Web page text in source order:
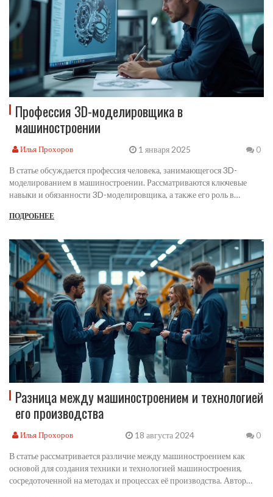
Профессия 3D-моделировщика в
машиностроении
Илья Прохоров 1 января 2025 0
В статье обсуждается профессия человека, занимающегося 3D-
моделированием в машиностроении. Рассматриваются ключевые
навыки и обязанности 3D-моделировщика, а также его роль в
факты про использование 3D-технологий и советы для начинающих
инструменты, необходимые для успешной работы в этой сфере.
ПОДРОБНЕЕ
Разница между машиностроением и технологией
его производства
Илья Прохоров 18 августа 2024 0
В статье рассматривается различие между машиностроением как
основой для создания техники и технологией машиностроения,
сосредоточенной на методах и процессах её производства. Автор